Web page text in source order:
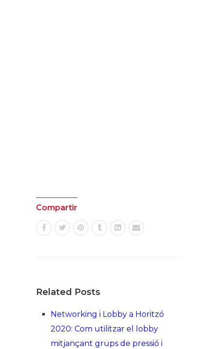
Compartir
Related Posts
Networking i Lobby a Horitzó
2020: Com utilitzar el lobby
mitjançant grups de pressió i